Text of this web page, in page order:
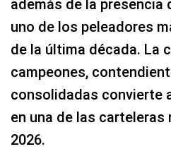
además de la presencia
uno de los peleadores
de la última década. La
campeones,
consolidadas convierte
en una de las
2026.